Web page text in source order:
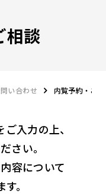
相談
い合わせ 内覧予約・ご
入力の上、
さい。
容について
。